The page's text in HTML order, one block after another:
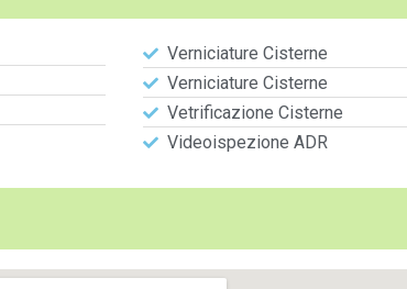
Verniciature Cisterne
Verniciature Cisterne
Vetrificazione Cisterne
Videoispezione ADR